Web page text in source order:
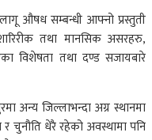
लागू औषध सम्बन्धी आफ्नो प्रस्तुती
तथा मानसिक असरहरु,
विशेषता तथा दण्ड सजायबारे
अन्य जिल्लाभन्दा अग्र स्थानमा
चुनौति धेरै रहेको अवस्थामा पनि